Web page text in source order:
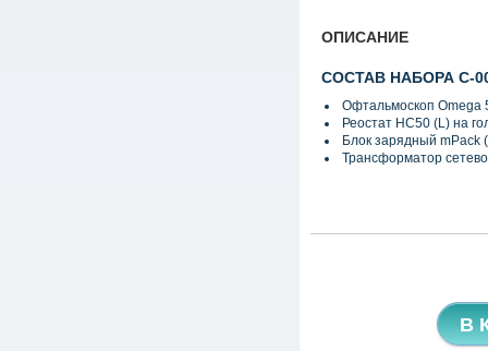
ОПИСАНИЕ
СОСТАВ НАБОРА С-
Офтальмоскоп Omega
Реостат НС50 (L) на
Блок зарядный mPack (
Трансформатор
В